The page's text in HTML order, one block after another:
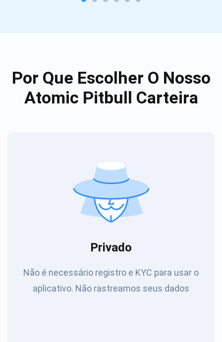
Por Que Escolher O Nosso
Atomic Pitbull Carteira
Privado
Não é necessário registro e KYC para usar o
aplicativo. Não rastreamos seus dados